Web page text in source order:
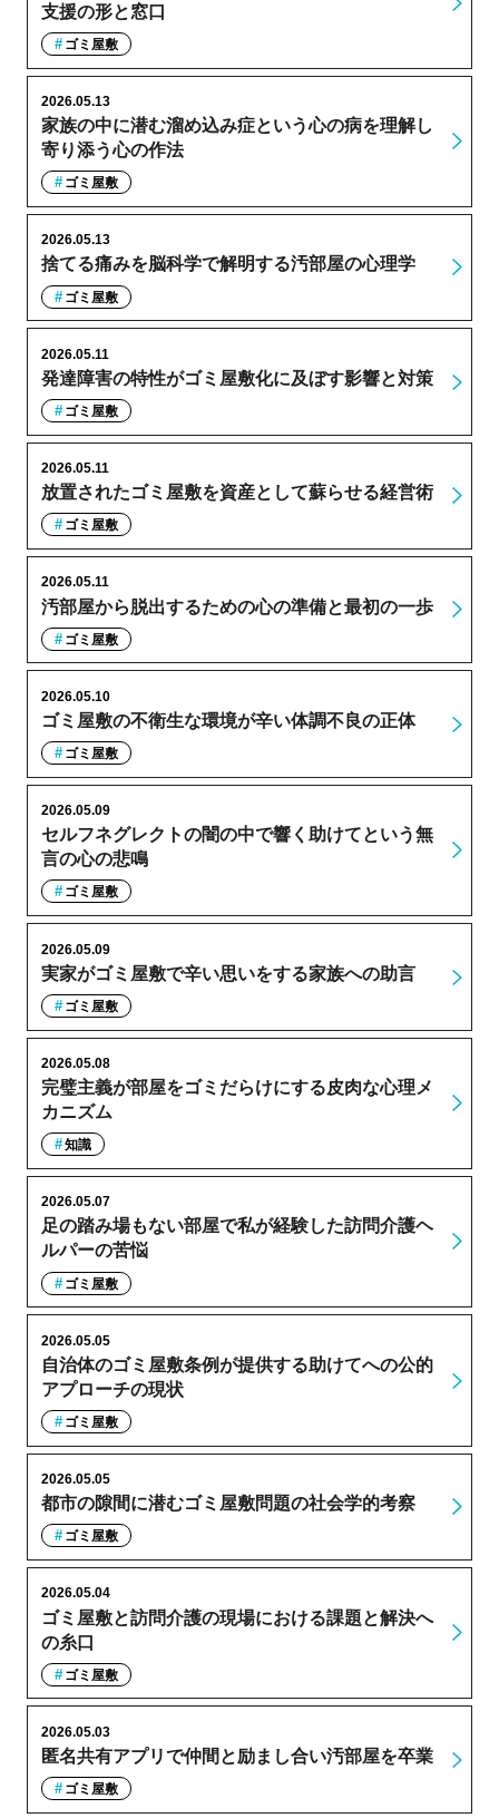
支援の形と窓口
ゴミ屋敷
家族の中に潜む溜め込み症という心の病を理解し
寄り添う心の作法
2026.05.13
ゴミ屋敷
捨てる痛みを脳科学で解明する汚部屋の心理学
2026.05.13
ゴミ屋敷
発達障害の特性がゴミ屋敷化に及ぼす影響と対策
2026.05.11
ゴミ屋敷
放置されたゴミ屋敷を資産として蘇らせる経営術
2026.05.11
ゴミ屋敷
汚部屋から脱出するための心の準備と最初の一歩
2026.05.11
ゴミ屋敷
ゴミ屋敷の不衛生な環境が辛い体調不良の正体
2026.05.10
ゴミ屋敷
セルフネグレクトの闇の中で響く助けてという無
言の心の悲鳴
2026.05.09
ゴミ屋敷
実家がゴミ屋敷で辛い思いをする家族への助言
2026.05.09
ゴミ屋敷
完璧主義が部屋をゴミだらけにする皮肉な心理メ
カニズム
2026.05.08
知識
足の踏み場もない部屋で私が経験した訪問介護ヘ
ルパーの苦悩
2026.05.07
ゴミ屋敷
自治体のゴミ屋敷条例が提供する助けてへの公的
アプローチの現状
2026.05.05
ゴミ屋敷
都市の隙間に潜むゴミ屋敷問題の社会学的考察
2026.05.05
ゴミ屋敷
ゴミ屋敷と訪問介護の現場における課題と解決へ
の糸口
2026.05.04
ゴミ屋敷
匿名共有アプリで仲間と励まし合い汚部屋を卒業
2026.05.03
ゴミ屋敷